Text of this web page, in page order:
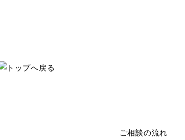
ご相談の流れ